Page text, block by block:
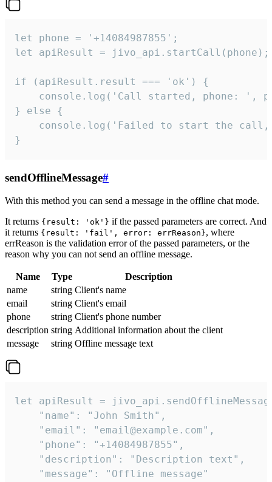
let phone = '+14084987855';
let apiResult = jivo_api.startCall(phone);
if (apiResult.result === 'ok') {
console.log('Call started, phone: ',
} else {
console.log('Failed to start the
}
sendOfflineMessage#
With this method you can send a message in the offline chat mode.
It returns {result: 'ok'} if the passed parameters are correct. And
it returns {result: 'fail', error: errReason}, where
errReason is the validation error of the passed parameters, or the
reason why you can not send an offline message.
Name Type
Description
name
string Client's name
email
string Client's email
phone
string Client's phone number
description string Additional information about the client
message
string Offline message text
let apiResult =
    "name": "John Smith",
    "email": "email@example.com",
    "phone": "+14084987855",
    "description": "Description text",
    "message": "Offline message"